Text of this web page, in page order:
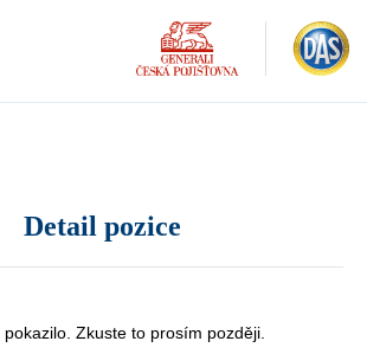
Detail pozice
pokazilo. Zkuste to prosím později.